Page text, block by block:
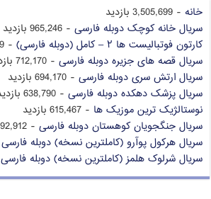
خانه - 3,505,699 بازدید
سریال خانه کوچک دوبله فارسی - 965,246 بازدید
کارتون فوتبالیست ها ۲ – کامل (دوبله فارسی)
- 834,549 بازدید
سریال قصه های جزیره دوبله فارسی - 712,170 بازدید
سریال ارتش سری دوبله فارسی - 694,170 بازدید
سریال پزشک دهکده دوبله فارسی - 638,790 بازدید
نوستالژیک ترین موزیک ها - 615,467 بازدید
سریال جنگجویان کوهستان دوبله فارسی - 592,912 بازدید
سریال هرکول پوآرو (کاملترین نسخه) دوبله فارسی
سریال شرلوک هلمز (کاملترین نسخه) دوبله فارسی